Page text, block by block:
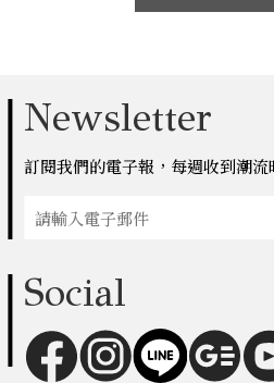
Newsletter
訂閱我們的電子報，每週收到潮流
Social